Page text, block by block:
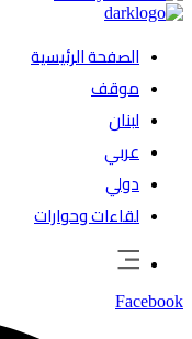
الصفحة الرئيسية
موقف
لبنان
عربي
دولي
لقاءات وحوارات
Facebook